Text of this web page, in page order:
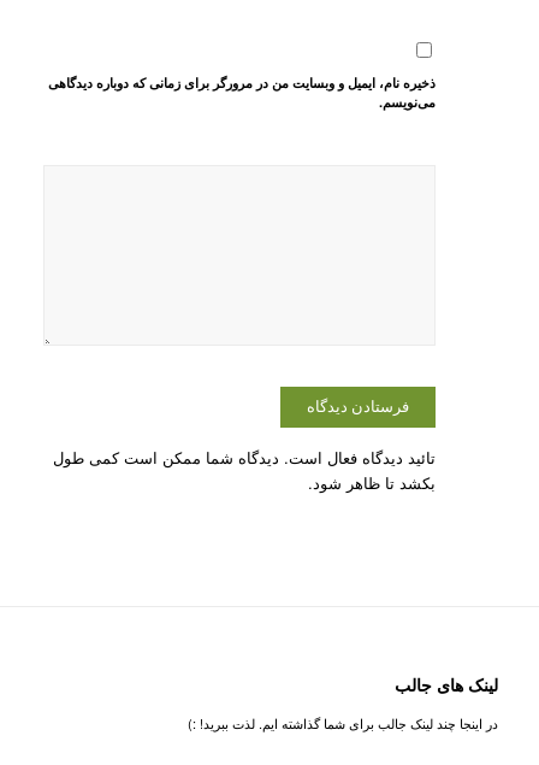
ذخیره نام، ایمیل و وبسایت من در مرورگر برای زمانی که دوباره دیدگاهی
می‌نویسم.
تائید دیدگاه فعال است. دیدگاه شما ممکن است کمی طول
بکشد تا ظاهر شود.
لینک های جالب
در اینجا چند لینک جالب برای شما گذاشته ایم. لذت ببرید! :)